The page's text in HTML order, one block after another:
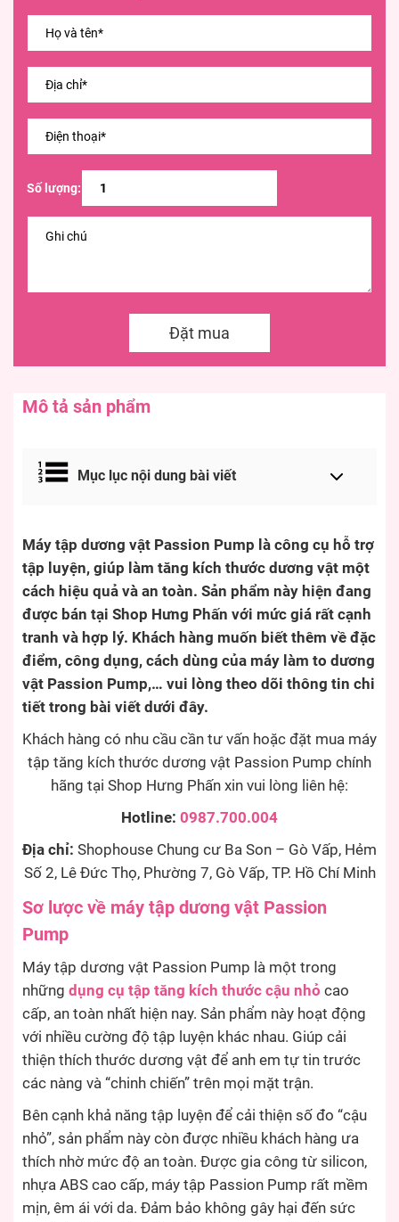
Số lượng:
Đặt mua
Mô tả sản phẩm
Mục lục nội dung bài viết
Máy tập dương vật Passion Pump là công cụ hỗ trợ
tập luyện, giúp làm tăng kích thước dương vật một
cách hiệu quả và an toàn. Sản phẩm này hiện đang
được bán tại Shop Hưng Phấn với mức giá rất cạnh
tranh và hợp lý. Khách hàng muốn biết thêm về đặc
điểm, công dụng, cách dùng của máy làm to dương
vật Passion Pump,… vui lòng theo dõi thông tin chi
tiết trong bài viết dưới đây.
Khách hàng có nhu cầu cần tư vấn hoặc đặt mua máy
tập tăng kích thước dương vật Passion Pump chính
hãng tại Shop Hưng Phấn xin vui lòng liên hệ:
Hotline: 0987.700.004
Địa chỉ: Shophouse Chung cư Ba Son – Gò Vấp, Hẻm
Số 2, Lê Đức Thọ, Phường 7, Gò Vấp, TP. Hồ Chí Minh
Sơ lược về máy tập dương vật Passion
Pump
Máy tập dương vật Passion Pump là một trong
những dụng cụ tập tăng kích thước cậu nhỏ cao
cấp, an toàn nhất hiện nay. Sản phẩm này hoạt động
với nhiều cường độ tập luyện khác nhau. Giúp cải
thiện thích thước dương vật để anh em tự tin trước
các nàng và “chinh chiến” trên mọi mặt trận.
Bên cạnh khả năng tập luyện để cải thiện số đo “cậu
nhỏ”, sản phẩm này còn được nhiều khách hàng ưa
thích nhờ mức độ an toàn. Được gia công từ silicon,
nhựa ABS cao cấp, máy tập Passion Pump rất mềm
mịn, êm ái với da. Đảm bảo không gây hại đến sức